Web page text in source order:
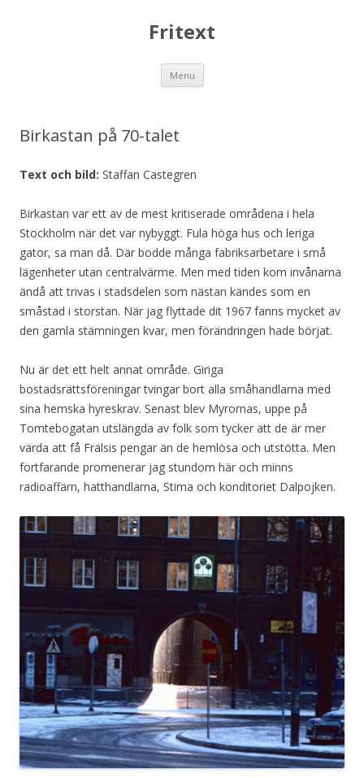
Fritext
Menu Skip
content
Birkastan på 70-talet
Text och bild: Staffan Castegren
Birkastan var ett av de mest kritiserade områdena i hela
Stockholm när det var nybyggt. Fula höga hus och leriga
gator, sa man då. Där bodde många fabriksarbetare i små
lägenheter utan centralvärme. Men med tiden kom invånarna
ändå att trivas i stadsdelen som nästan kändes som en
småstad i storstan. När jag flyttade dit 1967 fanns mycket av
den gamla stämningen kvar, men förändringen hade börjat.
Nu är det ett helt annat område. Giriga
bostadsrättsföreningar tvingar bort alla småhandlarna med
sina hemska hyreskrav. Senast blev Myrornas, uppe på
Tomtebogatan utslängda av folk som tycker att de är mer
värda att få Frälsis pengar än de hemlösa och utstötta. Men
fortfarande promenerar jag stundom här och minns
radioaffärn, hatthandlarna, Stima och konditoriet Dalpojken.